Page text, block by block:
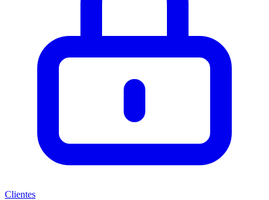
Clientes